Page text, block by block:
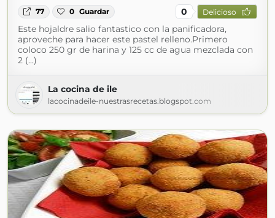
77 0 Guardar 0 Delicioso
Este hojaldre salio fantastico con la panificadora,
aproveche para hacer este pastel relleno.Primero
coloco 250 gr de harina y 125 cc de agua mezclada con
2 (...)
La cocina de ile
lacocinadeile-nuestrasrecetas.blogspot.com